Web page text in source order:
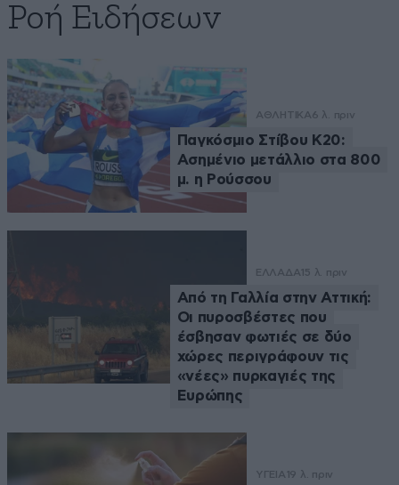
Ροή Ειδήσεων
ΑΘΛΗΤΙΚΑ6 λ. πριν
Παγκόσμιο Στίβου Κ20:
Ασημένιο μετάλλιο στα 800
μ. η Ρούσσου
ΕΛΛΑΔΑ 15 λ. πριν
Από τη Γαλλία στην Αττική:
Οι πυροσβέστες που
έσβησαν φωτιές σε δύο
χώρες περιγράφουν τις
«νέες» πυρκαγιές της
Ευρώπης
ΥΓΕΙΑ 19 λ. πριν